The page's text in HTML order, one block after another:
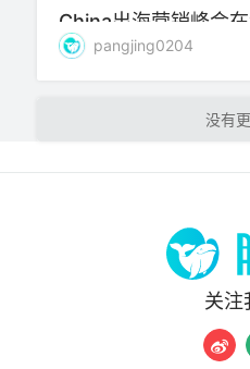
China出海营销峰会
pangjing0204
加载
关注